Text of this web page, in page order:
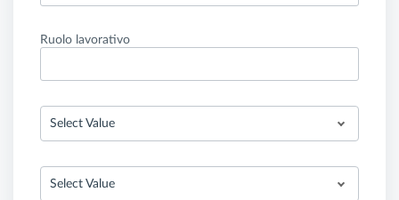
Ruolo lavorativo
Select Value
Select Value